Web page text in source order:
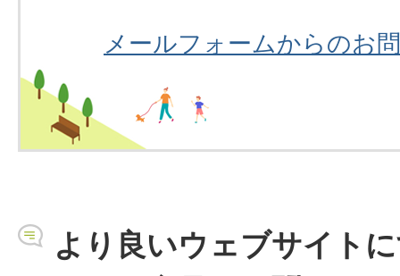
メールフォームからのお
より良いウェブサイト